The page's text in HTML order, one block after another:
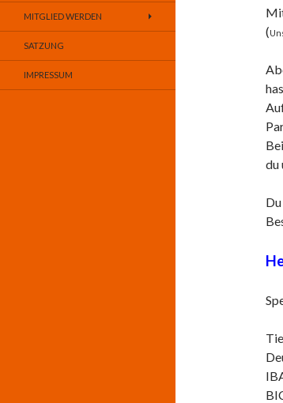
(
du
MITGLIED WERDEN
SATZUNG
IMPRESSUM